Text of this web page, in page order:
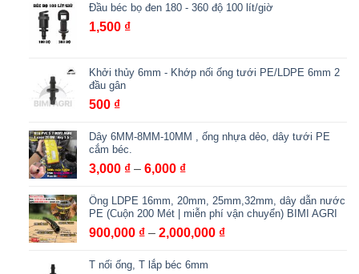
Đầu béc bọ đen 180 - 360 độ 100 lít/giờ
1,500 ₫
Khởi thủy 6mm - Khớp nối ống tưới PE/LDPE 6mm 2
đầu gân
500 ₫
Dây 6MM-8MM-10MM , ống nhựa dẻo, dây tưới PE
cắm béc.
3,000 ₫ – 6,000 ₫Khoảng
từ
3,000 ₫
đến
Ống LDPE 16mm, 20mm, 25mm,32mm, dây dẫn nước
PE (Cuộn 200 Mét | miễn phí vận chuyển) BIMI AGRI
900,000 ₫ – 2,000,000 ₫Khoảng
T nối ống, T lắp béc 6mm